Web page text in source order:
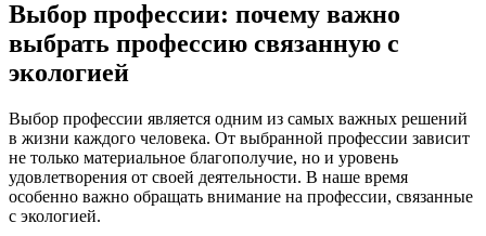
Выбор профессии: почему важно
выбрать профессию связанную с
экологией
Выбор профессии является одним из самых важных решений
в жизни каждого человека. От выбранной профессии зависит
не только материальное благополучие, но и уровень
удовлетворения от своей деятельности. В наше время
особенно важно обращать внимание на профессии, связанные
с экологией.